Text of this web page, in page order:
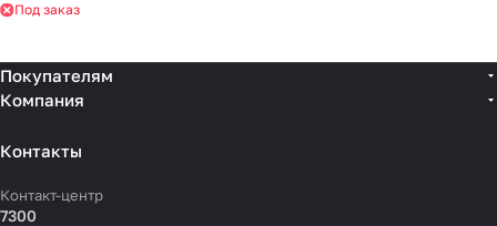
Под заказ
Покупателям
Компания
Контакты
Контакт-центр
7300